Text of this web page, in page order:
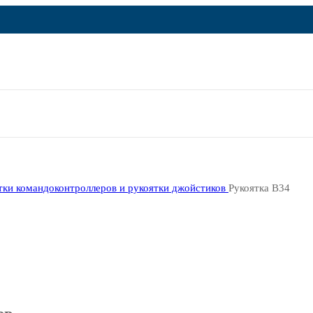
командоконтроллеров и рукоятки джойстиков Рукоятка B34